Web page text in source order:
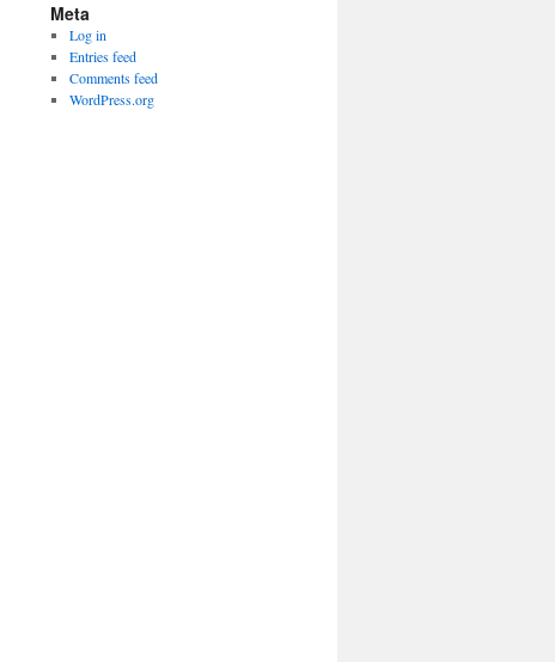
Meta
Log in
Entries feed
Comments feed
WordPress.org